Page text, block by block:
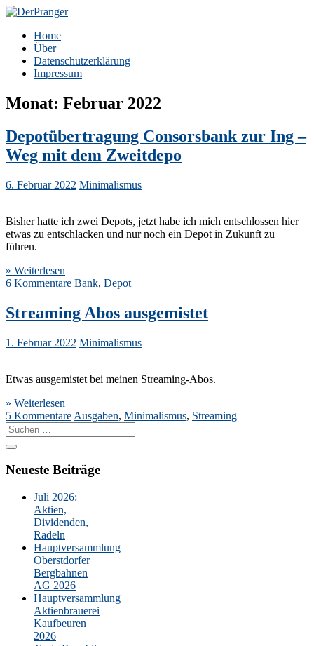
Zum
springen
DerPranger
Finanzen, Freiheit, Prangerei
Home
Über
Datenschutzerklärung
Impressum
Monat: Februar 2022
Depotübertragung Consorsbank zur Ing –
Weg mit dem Zweitdepo
6. Februar 2022 Minimalismus
Bisher hatte ich zwei Depots, jetzt habe ich mich entschlossen hier
etwas zu entschlacken und nur noch ein Depot in Zukunft zu
führen.
» Weiterlesen
6 Kommentare Bank, Depot
Streaming Abos ausgemistet
1. Februar 2022 Minimalismus
Etwas ausgemistet bei meinen Streaming-Abos.
» Weiterlesen
5 Kommentare Ausgaben, Minimalismus, Streaming
Suche
nach:
Neueste Beiträge
Juli 2026:
Aktien,
Dividenden,
Radeln
Hauptversammlung
Oberstdorfer
Bergbahnen
AG 2026
Hauptversammlung
Aktienbrauerei
Kaufbeuren
2026